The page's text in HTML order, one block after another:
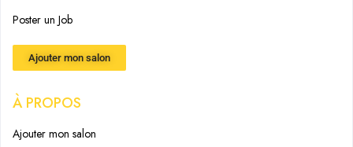
Poster un Job
Ajouter mon salon
À PROPOS
Ajouter mon salon